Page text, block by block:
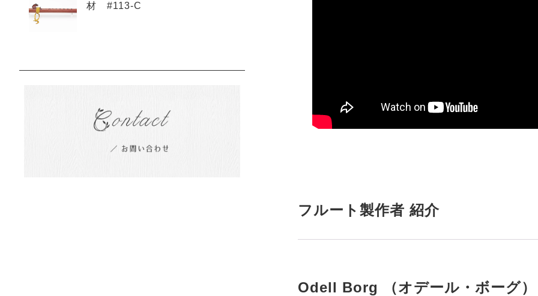
フルート製作者 紹介
Odell Borg （オデール・ボーグ）
材 #113-C